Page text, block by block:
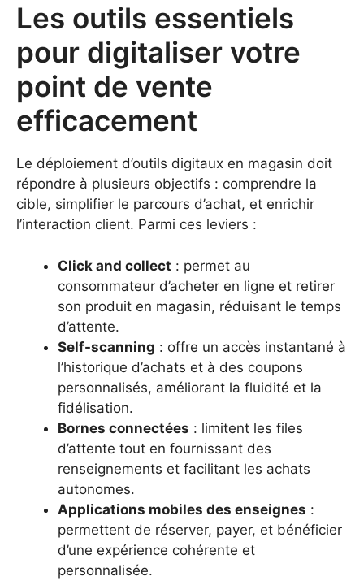
Les outils essentiels
pour digitaliser votre
point de vente
efficacement
Le déploiement d’outils digitaux en magasin doit
répondre à plusieurs objectifs : comprendre la
cible, simplifier le parcours d’achat, et enrichir
l’interaction client. Parmi ces leviers :
Click and collect : permet au
consommateur d’acheter en ligne et retirer
son produit en magasin, réduisant le temps
d’attente.
Self-scanning : offre un accès instantané à
l’historique d’achats et à des coupons
personnalisés, améliorant la fluidité et la
fidélisation.
Bornes connectées : limitent les files
d’attente tout en fournissant des
renseignements et facilitant les achats
autonomes.
Applications mobiles des enseignes :
permettent de réserver, payer, et bénéficier
d’une expérience cohérente et
personnalisée.